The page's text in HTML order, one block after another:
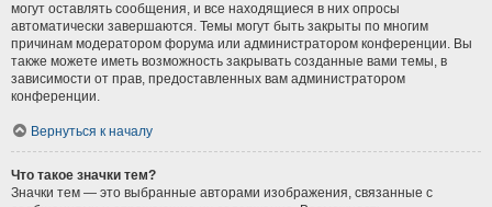
могут оставлять сообщения, и все находящиеся в них опросы
автоматически завершаются. Темы могут быть закрыты по многим
причинам модератором форума или администратором конференции. Вы
также можете иметь возможность закрывать созданные вами темы, в
зависимости от прав, предоставленных вам администратором
конференции.
Вернуться к началу
Что такое значки тем?
Значки тем — это выбранные авторами изображения, связанные с